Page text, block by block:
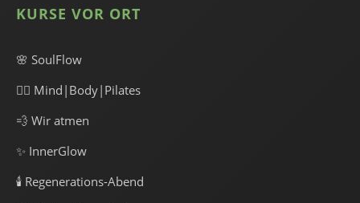
KURSE VOR ORT
🌸 SoulFlow
🧘‍♀️ Mind|Body|Pilates
💨 Wir atmen
✨ InnerGlow
🕯️ Regenerations-Abend